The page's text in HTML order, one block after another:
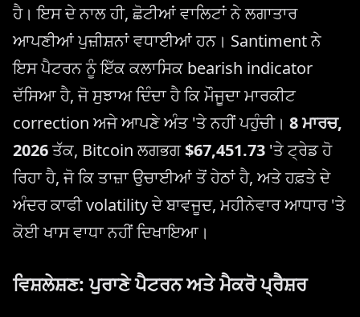
ਹੈ। ਇਸ ਦੇ ਨਾਲ ਹੀ, ਛੋਟੀਆਂ ਵਾਲਿਟਾਂ ਨੇ ਲਗਾਤਾਰ
ਆਪਣੀਆਂ ਪੁਜ਼ੀਸ਼ਨਾਂ ਵਧਾਈਆਂ ਹਨ। Santiment ਨੇ
ਇਸ ਪੈਟਰਨ ਨੂੰ ਇੱਕ ਕਲਾਸਿਕ bearish indicator
ਦੱਸਿਆ ਹੈ, ਜੋ ਸੁਝਾਅ ਦਿੰਦਾ ਹੈ ਕਿ ਮੌਜੂਦਾ ਮਾਰਕੀਟ
correction ਅਜੇ ਆਪਣੇ ਅੰਤ 'ਤੇ ਨਹੀਂ ਪਹੁੰਚੀ। 8 ਮਾਰਚ,
2026ਤੱਕ, Bitcoin ਲਗਭਗ$67,451.73 'ਤੇ ਟ੍ਰੇਡ ਹੋ
ਰਿਹਾ ਹੈ, ਜੋ ਕਿ ਤਾਜ਼ਾ ਉਚਾਈਆਂ ਤੋਂ ਹੇਠਾਂ ਹੈ, ਅਤੇ ਹਫ਼ਤੇ ਦੇ
ਅੰਦਰ ਕਾਫੀ volatility ਦੇ ਬਾਵਜੂਦ, ਮਹੀਨੇਵਾਰ ਆਧਾਰ 'ਤੇ
ਕੋਈ ਖਾਸ ਵਾਧਾ ਨਹੀਂ ਦਿਖਾਇਆ।
ਵਿਸ਼ਲੇਸ਼ਣ: ਪੁਰਾਣੇ ਪੈਟਰਨ ਅਤੇ ਮੈਕਰੋ ਪ੍ਰੈਸ਼ਰ